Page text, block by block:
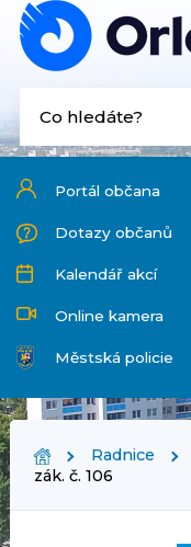
Portál občana
Dotazy občanů
Kalendář akcí
Online kamera
Městská policie
Radnice
zák. č. 106